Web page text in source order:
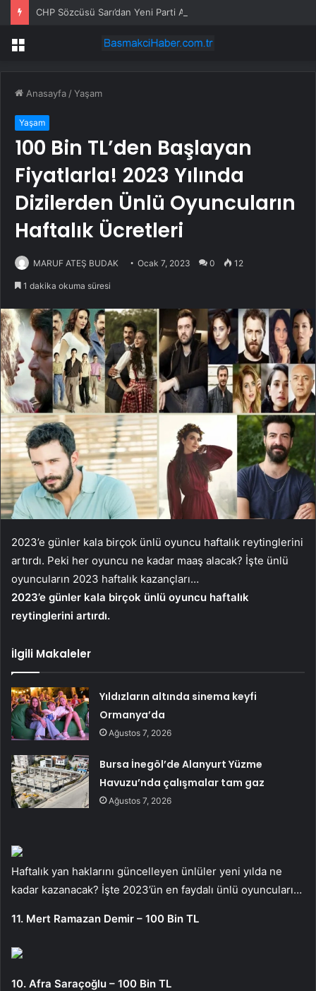
Menü
Anasayfa /Yaşam
Yaşam
100 Bin TL’den Başlayan
Fiyatlarla! 2023 Yılında
Dizilerden Ünlü Oyuncuların
Haftalık Ücretleri
MARUF ATEŞ BUDAK Ocak 7, 2023 0 12
1 dakika okuma süresi
2023’e günler kala birçok ünlü oyuncu haftalık reytinglerini
artırdı. Peki her oyuncu ne kadar maaş alacak? İşte ünlü
oyuncuların 2023 haftalık kazançları…
2023’e günler kala birçok ünlü oyuncu haftalık
reytinglerini artırdı.
İlgili Makaleler
Yıldızların altında sinema keyfi
Ormanya’da
Ağustos 7, 2026
Bursa İnegöl’de Alanyurt Yüzme
Havuzu’nda çalışmalar tam gaz
Ağustos 7, 2026
Haftalık yan haklarını güncelleyen ünlüler yeni yılda ne
kadar kazanacak? İşte 2023’ün en faydalı ünlü oyuncuları…
11. Mert Ramazan Demir – 100 Bin TL
10. Afra Saraçoğlu – 100 Bin TL